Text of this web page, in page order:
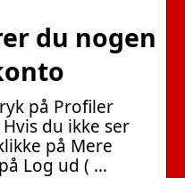
du nogen
på Profiler
du ikke ser
på Mere
Log ud ( …